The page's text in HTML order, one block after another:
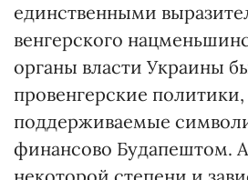
единственными
венгерского
органы власти Украины
провенгерские политики,
поддерживаемые
финансово Будапештом. А